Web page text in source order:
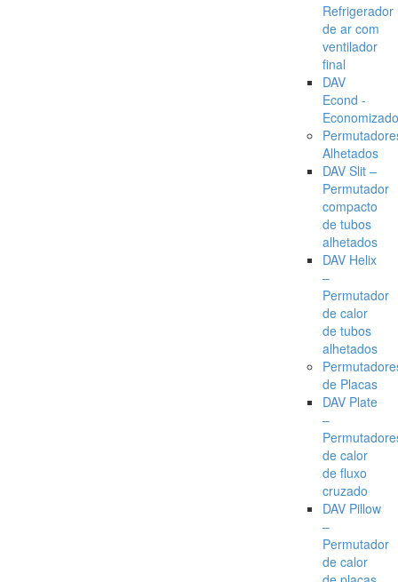
Refrigerador
de ar com
ventilador
final
DAV
Econd -
Alhetados
DAV Slit –
Permutador
compacto
de tubos
alhetados
DAV Helix
–
Permutador
de calor
de tubos
alhetados
de Placas
DAV Plate
–
de calor
de fluxo
cruzado
DAV Pillow
–
Permutador
de calor